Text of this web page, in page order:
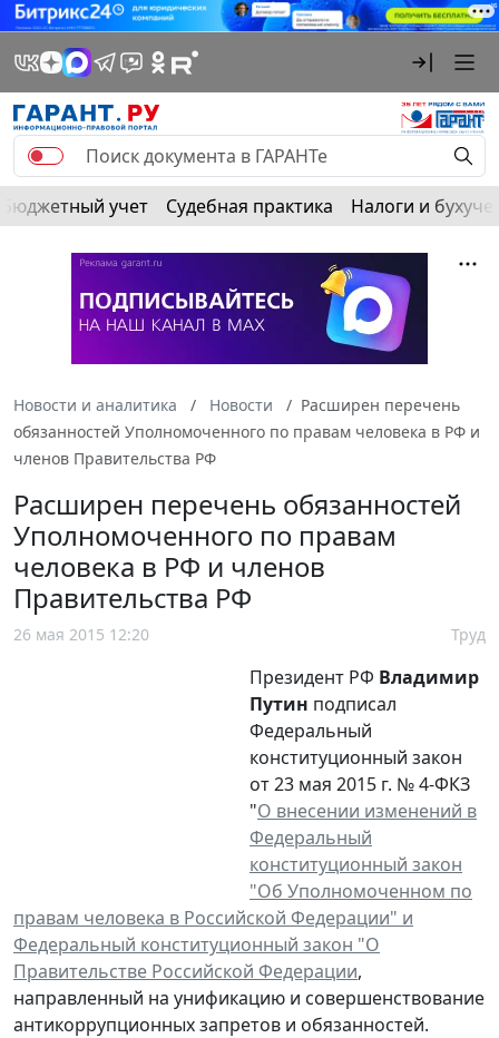
Бюджетный учет Судебная практика Налоги и
Новости и аналитика Новости
Расширен перечень
обязанностей Уполномоченного по правам человека в РФ и
членов Правительства РФ
Расширен перечень обязанностей
Уполномоченного по правам
человека в РФ и членов
Правительства РФ
26 мая 2015 12:20 Труд
Президент РФ Владимир
Путин подписал
Федеральный
конституционный закон
от 23 мая 2015 г. № 4-ФКЗ
"О внесении изменений в
Федеральный
конституционный закон
"Об Уполномоченном по
правам человека в Российской Федерации" и
Федеральный конституционный закон "О
Правительстве Российской Федерации,
направленный на унификацию и совершенствование
антикоррупционных запретов и обязанностей.